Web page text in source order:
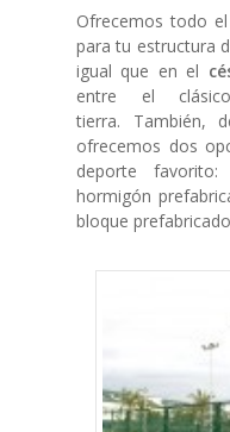
Ofrecemos todo
para tu estructura
igual que en el
entre el
tierra. También,
ofrecemos dos
deporte
hormigón
bloque